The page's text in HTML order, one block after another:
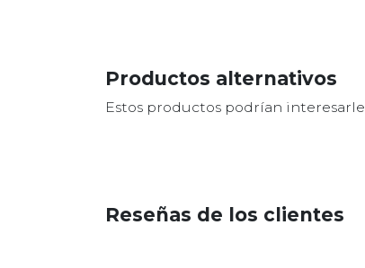
Productos alternativos
Estos productos podrían interesarle
Reseñas de los clientes